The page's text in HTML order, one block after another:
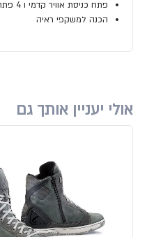
פתח כניסת אוויר קדמי ו 4 פתחי יציאת אוויר
הכנה למשקפי ראיה
אולי יעניין אותך גם